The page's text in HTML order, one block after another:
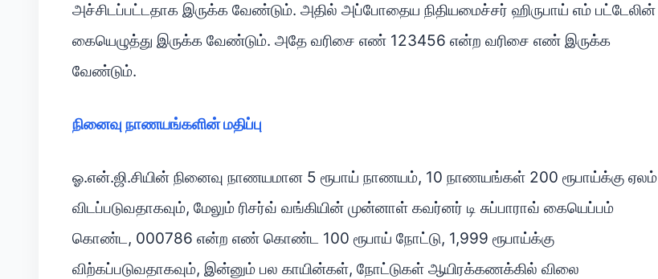
அச்சிடப்பட்டதாக இருக்க வேண்டும். அதில் அப்போதைய நிதியமைச்சர் ஹிருபாய் எம் பட்டேலின்
கையெழுத்து இருக்க வேண்டும். அதே வரிசை எண் 123456 என்ற வரிசை எண் இருக்க
வேண்டும்.
நினைவு நாணயங்களின் மதிப்பு
ஓ.என்.ஜி.சியின் நினைவு நாணயமான 5 ரூபாய் நாணயம், 10 நாணயங்கள் 200 ரூபாய்க்கு ஏலம்
விடப்படுவதாகவும், மேலும் ரிசர்வ் வங்கியின் முன்னாள் கவர்னர் டி சுப்பாராவ் கையெப்பம்
கொண்ட, 000786 என்ற எண் கொண்ட 100 ரூபாய் நோட்டு, 1,999 ரூபாய்க்கு
விற்கப்படுவதாகவும், இன்னும் பல காயின்கள், நோட்டுகள் ஆயிரக்கணக்கில் விலை